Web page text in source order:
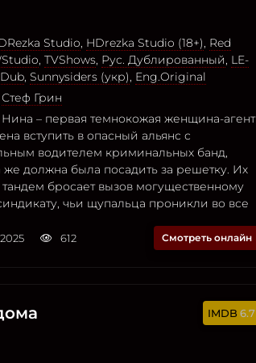
Studio, HDrezka Studio (18+), Red
, TVShows, Рус. Дублированный, LE-
, Sunnysiders (укр), Eng.Original
Стеф Грин
– первая темнокожая женщина-агент
вступить в опасный альянс с
водителем криминальных банд,
же должна была посадить за решетку. Их
бросает вызов могущественному
чьи щупальца проникли во все
612 Смотреть онлайн
6.7